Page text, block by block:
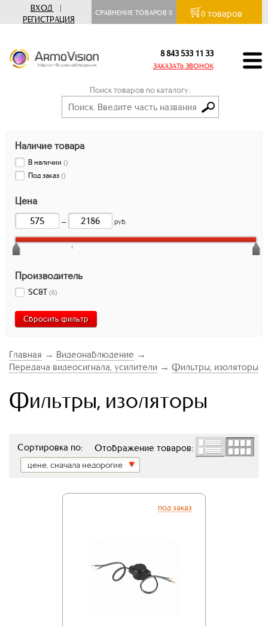
ВХОД
|
РЕГИСТРАЦИЯ
СРАВНЕНИЕ ТОВАРОВ0 0 товаров
8 843 533 11 33
ЗАКАЗАТЬ ЗВОНОК
Поиск товаров по каталогу:
Наличие товара
В наличии ()
Под заказ ()
Цена
— руб.
Производитель
SC&T (6)
Сбросить фильтр
Главная → Видеонаблюдение →
Передача видеосигнала, усилители → Фильтры, изоляторы
Фильтры, изоляторы
Отображение товаров:
Сортировка по:
цене, сначала недорогие
под заказ